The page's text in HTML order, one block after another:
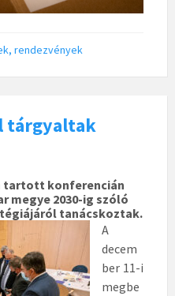
rendezvények
tárgyaltak
tartott konferencián
megye 2030-ig szóló
tanácskoztak.
A
decem
ber 11-i
megbe